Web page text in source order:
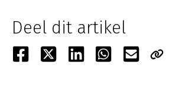
Deel dit artikel